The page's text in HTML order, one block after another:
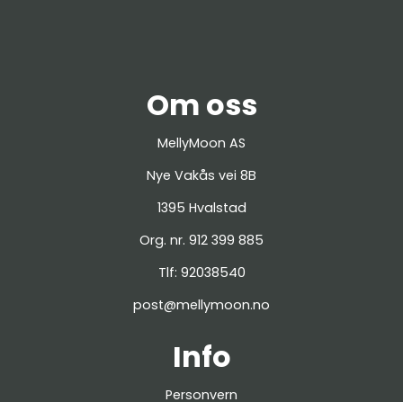
Om oss
MellyMoon AS
Nye Vakås vei 8B
1395 Hvalstad
Org. nr. 912 399 885
Tlf: 92038540
post@mellymoon.no
Info
Personvern